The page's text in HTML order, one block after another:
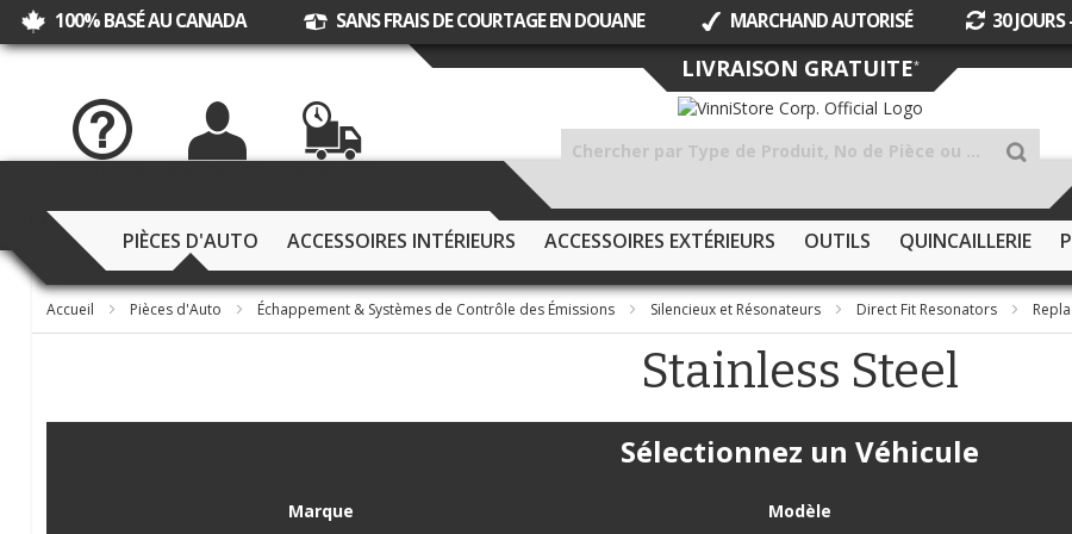
100% BASÉ AU CANADA SANS FRAIS DE COURTAGE EN DOUANE MARCHAND AUTORISÉ 30
Allez
au
contenu
PIÈCES D'AUTO ACCESSOIRES INTÉRIEURS ACCESSOIRES EXTÉRIEURS OUTILS QUINCAILLERIE
LIVRAISON GRATUITE*
Accueil Pièces d'Auto Échappement & Systèmes de Contrôle des Émissions Silencieux et Résonateurs Direct Fit Resonators
Stainless Steel
Sélectionnez un Véhicule
Marque Modèle